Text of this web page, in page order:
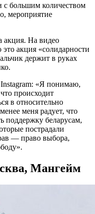
большим количеством
мероприятие
акция. На видео
акция «солидарности
держит в руках
«Я понимаю,
происходит
в относительно
меня радует, что
поддержку беларусам,
пострадали
— право выбора,
Мангейм